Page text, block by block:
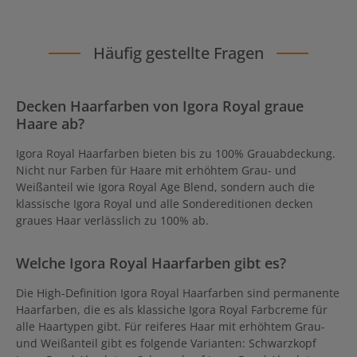
Häufig gestellte Fragen
Decken Haarfarben von Igora Royal graue
Haare ab?
Igora Royal Haarfarben bieten bis zu 100% Grauabdeckung.
Nicht nur Farben für Haare mit erhöhtem Grau- und
Weißanteil wie Igora Royal Age Blend, sondern auch die
klassische Igora Royal und alle Sondereditionen decken
graues Haar verlässlich zu 100% ab.
Welche Igora Royal Haarfarben gibt es?
Die High-Definition Igora Royal Haarfarben sind permanente
Haarfarben, die es als klassiche Igora Royal Farbcreme für
alle Haartypen gibt. Für reiferes Haar mit erhöhtem Grau-
und Weißanteil gibt es folgende Varianten: Schwarzkopf